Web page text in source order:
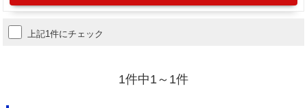
上記1件にチェック
1件中1～1件